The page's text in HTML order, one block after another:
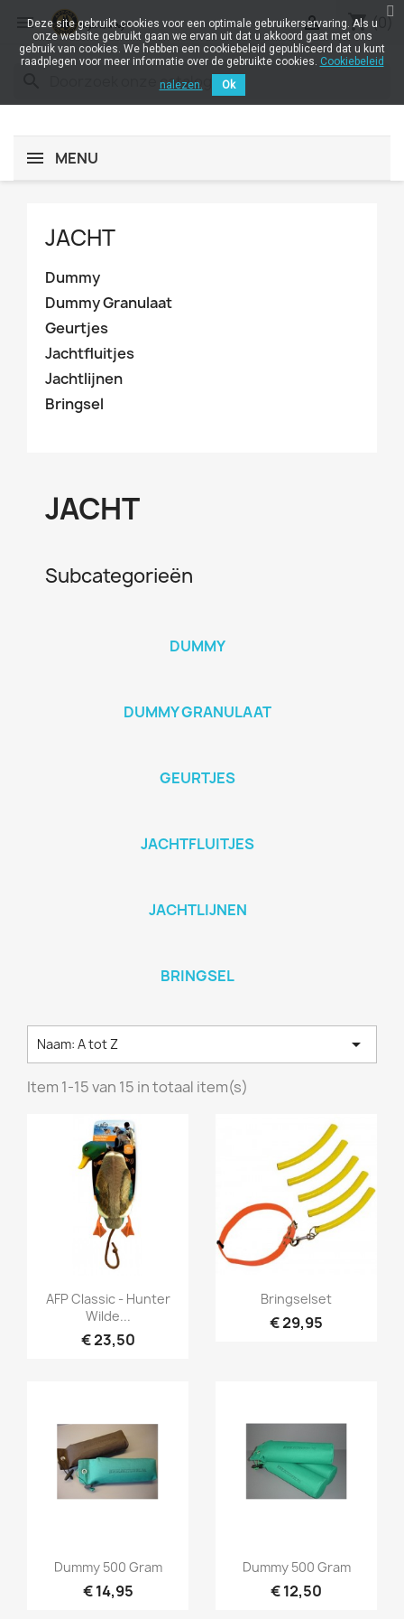
 shopping_cart (0)

MENU
JACHT
Dummy
Dummy Granulaat
Geurtjes
Jachtfluitjes
Jachtlijnen
Bringsel
JACHT
Subcategorieën
DUMMY
DUMMY GRANULAAT
GEURTJES
JACHTFLUITJES
JACHTLIJNEN
BRINGSEL
Naam: A tot Z 
Item 1-15 van 15 in totaal item(s)
Snel bekijken
AFP Classic - Hunter
Wilde...
€ 23,50
Snel bekijken
Bringselset
€ 29,95
Snel bekijken
Dummy 500 Gram
€ 14,95
Snel bekijken
Dummy 500 Gram
€ 12,50
Deze site gebruikt cookies voor een optimale gebruikerservaring. Als u
onze website gebruikt gaan we ervan uit dat u akkoord gaat met ons
gebruik van cookies. We hebben een cookiebeleid gepubliceerd dat u kunt
raadplegen voor meer informatie over de gebruikte cookies. Cookiebeleid
nalezen.
Ok